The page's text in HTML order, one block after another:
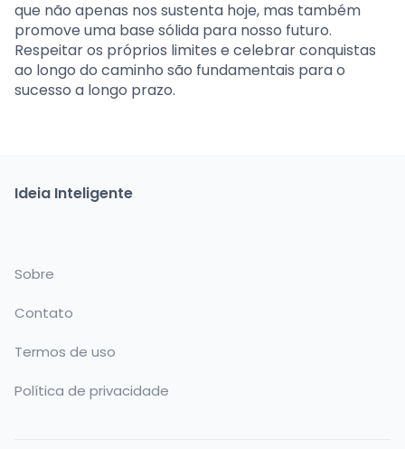
que não apenas nos sustenta hoje, mas também
promove uma base sólida para nosso futuro.
Respeitar os próprios limites e celebrar conquistas
ao longo do caminho são fundamentais para o
sucesso a longo prazo.
Ideia Inteligente
Sobre
Contato
Termos de uso
Política de privacidade